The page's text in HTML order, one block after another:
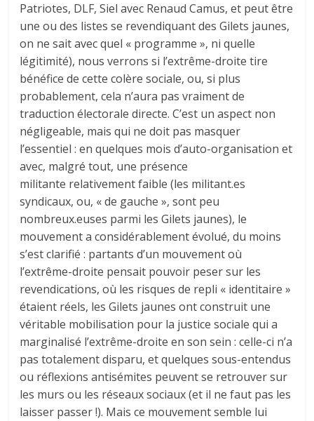
Patriotes, DLF, Siel avec Renaud Camus, et peut être
une ou des listes se revendiquant des Gilets jaunes,
on ne sait avec quel « programme », ni quelle
légitimité), nous verrons si l’extrême-droite tire
bénéfice de cette colère sociale, ou, si plus
probablement, cela n’aura pas vraiment de
traduction électorale directe. C’est un aspect non
négligeable, mais qui ne doit pas masquer
l’essentiel : en quelques mois d’auto-organisation et
avec, malgré tout, une présence
militante relativement faible (les militant.es
syndicaux, ou, « de gauche », sont peu
nombreux.euses parmi les Gilets jaunes), le
mouvement a considérablement évolué, du moins
s’est clarifié : partants d’un mouvement où
l’extrême-droite pensait pouvoir peser sur les
revendications, où les risques de repli « identitaire »
étaient réels, les Gilets jaunes ont construit une
véritable mobilisation pour la justice sociale qui a
marginalisé l’extrême-droite en son sein : celle-ci n’a
pas totalement disparu, et quelques sous-entendus
ou réflexions antisémites peuvent se retrouver sur
les murs ou les réseaux sociaux (et il ne faut pas les
laisser passer !). Mais ce mouvement semble lui